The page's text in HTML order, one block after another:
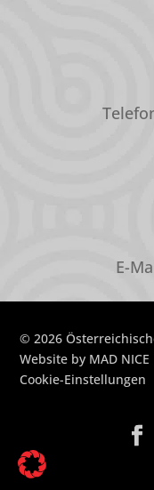
E-
© 2026
Website by MAD NICE
Cookie-Einstellungen